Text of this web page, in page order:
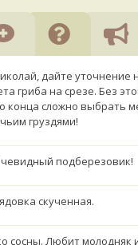
дайте уточнение
гриба на срезе. Без
конца сложно выбрать
груздями!
подберезовик!
скученная.
сосны. Любит молодняк